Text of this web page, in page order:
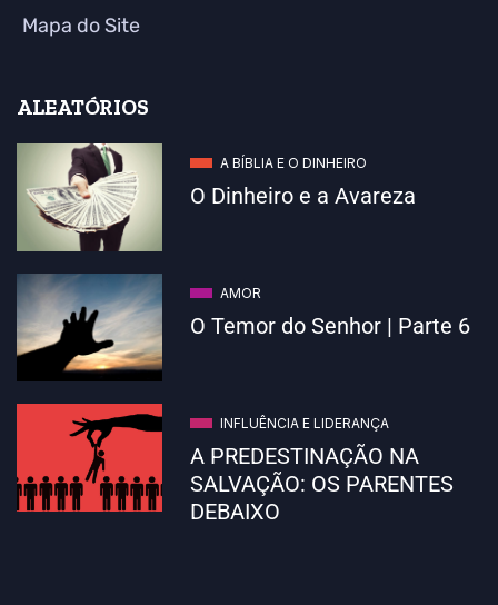
Mapa do Site
ALEATÓRIOS
A BÍBLIA E O DINHEIRO
O Dinheiro e a Avareza
AMOR
O Temor do Senhor | Parte 6
INFLUÊNCIA E LIDERANÇA
A PREDESTINAÇÃO NA
SALVAÇÃO: OS PARENTES
DEBAIXO